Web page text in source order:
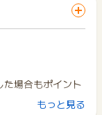
場合もポイント
もっと見る